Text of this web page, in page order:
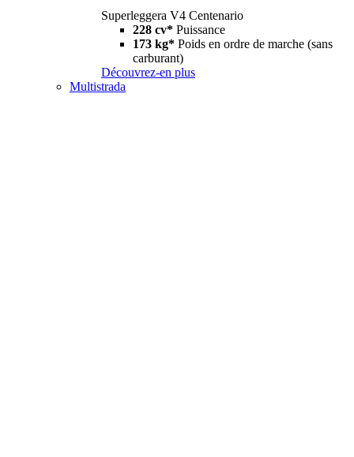
Superleggera V4 Centenario
228 cv* Puissance
173 kg* Poids en ordre de marche (sans
carburant)
Découvrez-en plus
Multistrada